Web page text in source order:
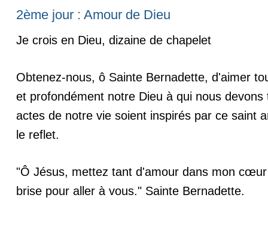
2ème jour : Amour de Dieu
Je crois en Dieu, dizaine de chapelet
Obtenez-nous, ô Sainte Bernadette, d'aimer
et profondément notre Dieu à qui nous
actes de notre vie soient inspirés par ce saint
le reflet.
"Ô Jésus, mettez tant d'amour dans mon
brise pour aller à vous." Sainte Bernadette.